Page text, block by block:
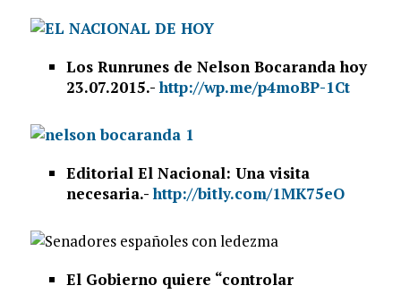
Los Runrunes de Nelson Bocaranda hoy
23.07.2015.-http://wp.me/p4moBP-1Ct
Editorial El Nacional: Una visita
necesaria.-http://bitly.com/1MK75eO
El Gobierno quiere “controlar